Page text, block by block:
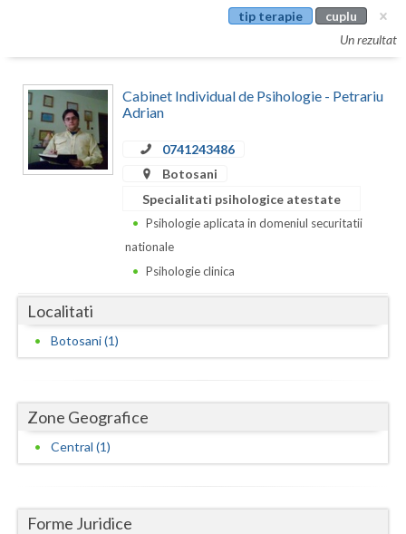
Calarasi
Caras-Severin
Dolj
Galati
Giurgiu
Gorj
Hunedoara
tip terapie
cuplu
Un rezultat
Cabinet Individual de Psihologie - Petrariu
Adrian
0741243486
Botosani
Specialitati psihologice atestate
Psihologie aplicata in domeniul securitatii
nationale
Psihologie clinica
Localitati
Botosani (1)
Zone Geografice
Central (1)
Forme Juridice